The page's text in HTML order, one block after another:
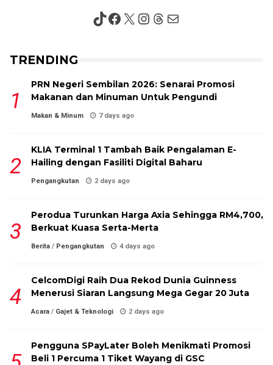
TikTok
Facebook
X Instagram
Threads
Mail
TRENDING
PRN Negeri Sembilan 2026: Senarai Promosi
Makanan dan Minuman Untuk Pengundi
Makan & Minum 7 days ago
KLIA Terminal 1 Tambah Baik Pengalaman E-
Hailing dengan Fasiliti Digital Baharu
Pengangkutan 2 days ago
Perodua Turunkan Harga Axia Sehingga RM4,700,
Berkuat Kuasa Serta-Merta
Berita / Pengangkutan 4 days ago
CelcomDigi Raih Dua Rekod Dunia Guinness
Menerusi Siaran Langsung Mega Gegar 20 Juta
Acara / Gajet & Teknologi 2 days ago
Pengguna SPayLater Boleh Menikmati Promosi
Beli 1 Percuma 1 Tiket Wayang di GSC